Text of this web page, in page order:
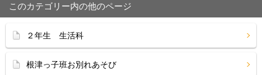
このカテゴリー内の他のページ
２年生 生活科
根津っ子班お別れあそび